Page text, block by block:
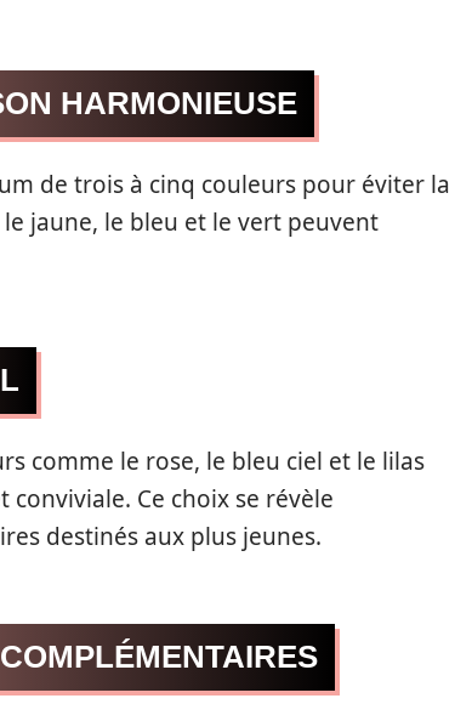
HARMONIEUSE
de trois à cinq couleurs pour éviter la
jaune, le bleu et le vert peuvent
comme le rose, le bleu ciel et le lilas
Ce choix se révèle
destinés aux plus jeunes.